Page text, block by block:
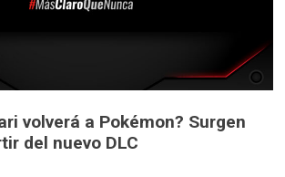
volverá a Pokémon? Surgen
del nuevo DLC